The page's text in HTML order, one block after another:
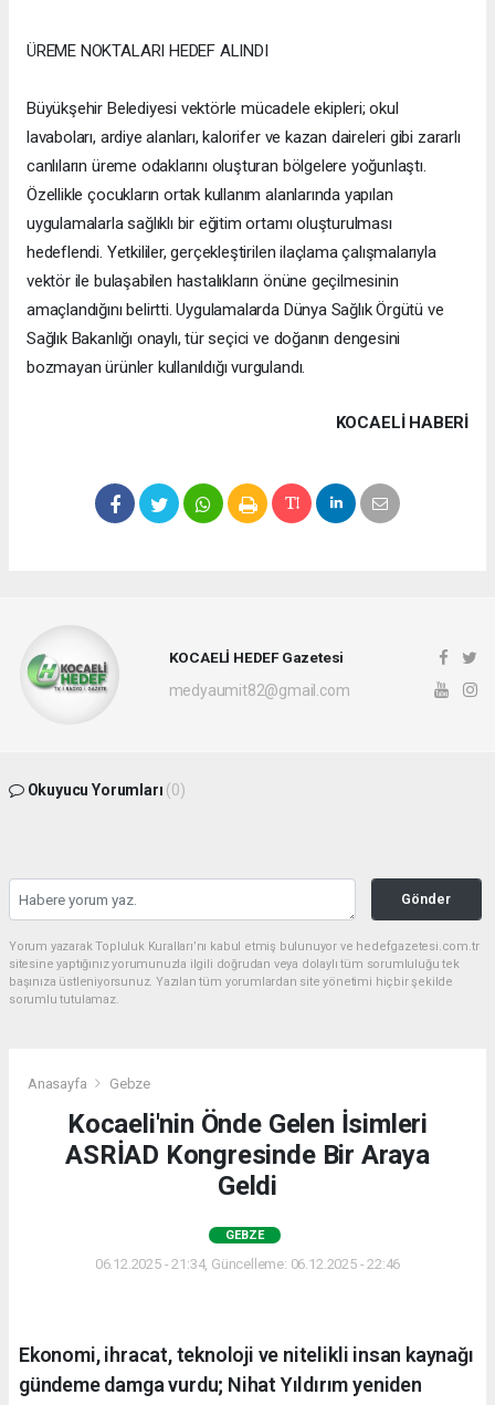
ÜREME NOKTALARI HEDEF ALINDI
Büyükşehir Belediyesi vektörle mücadele ekipleri; okul
lavaboları, ardiye alanları, kalorifer ve kazan daireleri gibi zararlı
canlıların üreme odaklarını oluşturan bölgelere yoğunlaştı.
Özellikle çocukların ortak kullanım alanlarında yapılan
uygulamalarla sağlıklı bir eğitim ortamı oluşturulması
hedeflendi. Yetkililer, gerçekleştirilen ilaçlama çalışmalarıyla
vektör ile bulaşabilen hastalıkların önüne geçilmesinin
amaçlandığını belirtti. Uygulamalarda Dünya Sağlık Örgütü ve
Sağlık Bakanlığı onaylı, tür seçici ve doğanın dengesini
bozmayan ürünler kullanıldığı vurgulandı.
KOCAELI HABERİ
KOCAELİ HEDEF Gazetesi
medyaumit82@gmail.com
Okuyucu Yorumları (0)
Gönder
Yorum yazarak Topluluk Kuralları’nı kabul etmiş bulunuyor ve hedefgazetesi.com.tr
sitesine yaptığınız yorumunuzla ilgili doğrudan veya dolaylı tüm sorumluluğu tek
başınıza üstleniyorsunuz. Yazılan tüm yorumlardan site yönetimi hiçbir şekilde
sorumlu tutulamaz.
Anasayfa Gebze
Kocaeli'nin Önde Gelen İsimleri
ASRİAD Kongresinde Bir Araya
Geldi
GEBZE
06.12.2025 - 21:34, Güncelleme: 06.12.2025 - 22:46
Ekonomi, ihracat, teknoloji ve nitelikli insan kaynağı
gündeme damga vurdu; Nihat Yıldırım yeniden